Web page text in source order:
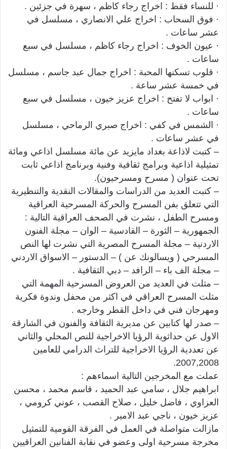
· للنساء فقط : اخراج رجاء كاظم ، سهرة في جزئين .
· فوق السحاب : اخراج علي الانصاري ، مسلسل في
عشر ساعات .
· عيون الخوف : اخراج رجاء كاظم ، مسلسل في سبع
ساعات .
· قلوب تسكنها المحبة : اخراج جمال عبد جاسم ، مسلسل
في خمسة عشر ساعة .
· ابواب لا تفتح : اخراج عزيز خيون ، مسلسل في سبع
ساعات .
· الشمس في كفي : اخراج صبري الرماحي ، مسلسل
في عشر ساعات .
– كتبت لاذاعة بغداد مايزيد عن مائة مسلسل اذاعي ومائة
تمثيلية اذاعية وبرامج ثقافية وفنية وبرنامج اذاعي ثابت
تحت عنوان ( مسرح ومسرحيون).
– كتبت العديد من الدراسات والمقالات النقدية والتنظيرية
التي تتعلق بفن المسرح والحركة المسرحية العراقية
ومسرح الطفل ، نشرت في الصحف العراقية التالية :
الجمهورية – الثورة – القادسية – الوان – مجلة الفنون
الاردنية – مجلة المسرح المصرية التي نشرت لها النص
المسرحي ( ويسالونك عن ) – الدستور – الاسواق الاردني
– مجلة الف باء – الرافد – دبي الثقافية .
– مثلت في العديد من العروض المسرحية المهمة التي
مثلت المسرح العراقي في اكثر من محفل وندوة فكرية
ومهرجان فني في داخل القطر وخارجه .
– صدر لها كتابين عن مديرية الثقافة والفنون في الشارقة
الاول عن حداثوية الرؤيا الاخراجية للنص المحلي والثاني
عن تعددية الرؤيا الاخراجية للتراث الدرامي للعامين
2007,2008.
عملت مع المخرجين التالية اسماءهم :
ابراهيم جلال ، سامي عبد الحميد ، قاسم محمد ، محسن
العزاوي ، فاضل خليل ، صلاح القصب ، عوني كرومي ،
عزيز خيون ، ناجي عبد الامير .
مازالت متواصلة في العمل في الفرقة القومية للتمثيل
مخرجة مسرحية اولى وعضو في نقابة الفنانين العراقيين